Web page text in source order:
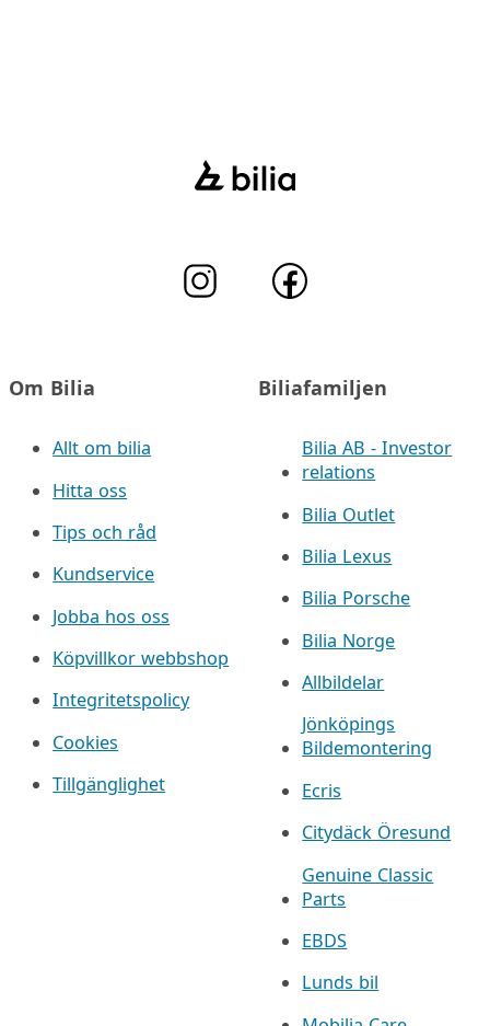
Om Bilia
Allt om bilia
Hitta oss
Tips och råd
Kundservice
Jobba hos oss
Köpvillkor webbshop
Integritetspolicy
Cookies
Tillgänglighet
Biliafamiljen
Bilia AB - Investor
relations
Bilia Outlet
Bilia Lexus
Bilia Porsche
Bilia Norge
Allbildelar
Jönköpings
Bildemontering
Ecris
Citydäck Öresund
Genuine Classic
Parts
EBDS
Lunds bil